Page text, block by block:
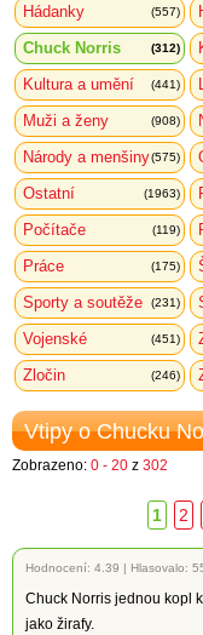
Hádanky (557)
Chuck Norris (312)
Kultura a umění (441)
Muži a ženy (908)
Národy a menšiny(575)
Ostatní (1963)
Počítače (119)
Práce (175)
Sporty a soutěže (231)
Vojenské (451)
Zločin (246)
Vtipy o Chucku
Zobrazeno: 0 - 20 z 302
1 2
Hodnocení: 4.39 | Hlasovalo:
Chuck Norris jednou kopl
jako žirafy.